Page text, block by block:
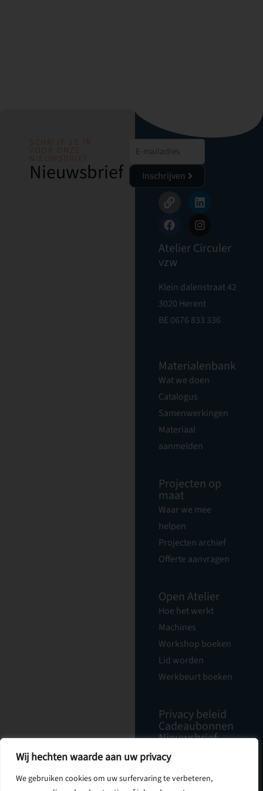
Wij hechten waarde aan uw privacy
We gebruiken cookies om uw surfervaring te verbeteren,
SCHRIJF JE IN
VOOR ONZE
NIEUWSBRIEF
Nieuwsbrief Inschrijven
Atelier Circuler
vzw
Klein dalenstraat 42
3020 Herent
BE 0676 833 336
Materialenbank
Wat we doen
Catalogus
Samenwerkingen
Materiaal
aanmelden
Projecten op
maat
Waar we mee
helpen
Projecten archief
Offerte aanvragen
Open Atelier
Hoe het werkt
Machines
Workshop boeken
Lid worden
Werkbeurt boeken
Privacy beleid
Cadeaubonnen
Nieuwsbrief
Over Ons
Contact